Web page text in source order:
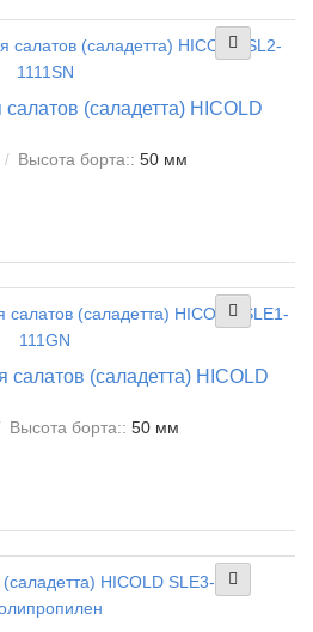
(саладетта) HICOLD
Высота борта:: 50 мм
(саладетта) HICOLD
Высота борта:: 50 мм